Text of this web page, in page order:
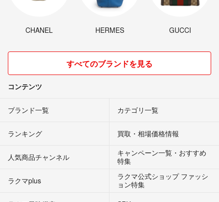
CHANEL HERMES GUCCI
すべてのブランドを見る
コンテンツ
ブランド一覧 カテゴリ一覧
ランキング 買取・相場価格情報
人気商品チャンネル
キャンペーン一覧・おすすめ
特集
ラクマplus
ラクマ公式ショップ ファッシ
ョン特集